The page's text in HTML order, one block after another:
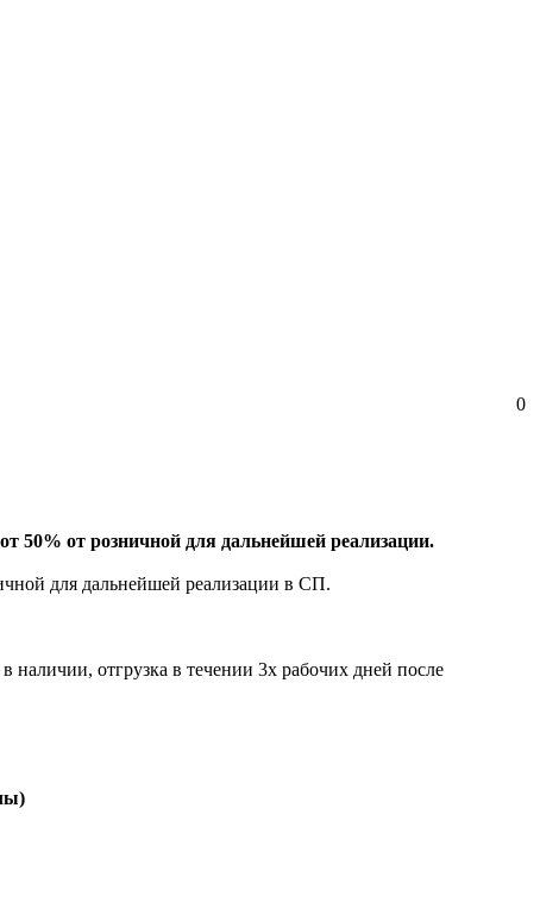
0
50% от розничной для дальнейшей реализации.
для дальнейшей реализации в СП.
отгрузка в течении 3х рабочих дней после